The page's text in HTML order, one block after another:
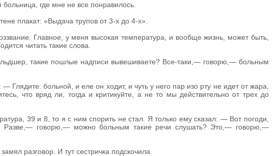
где мне не все понравилось.
плакат: «Выдача трупов от 3-х до 4-х».
Главное, у меня высокая температура, и вообще жизнь, может быть,
читать такие слова.
такие пошлые надписи вывешиваете? Все-таки,— говорю,— больным
больной, и еле он ходит, и чуть у него пар изо рту не идет от жара,
что вряд ли, тогда и критикуйте, а не то мы действительно от трех до
39 и 8, то я с ним спорить не стал. Я только ему сказал: — Вот погоди,
Разве,— говорю,— можно больным такие речи слушать? Это,— говорю,—
разговор. И тут сестричка подскочила.